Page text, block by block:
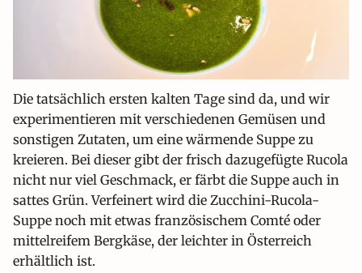
Die tatsächlich ersten kalten Tage sind da, und wir
experimentieren mit verschiedenen Gemüsen und
sonstigen Zutaten, um eine wärmende Suppe zu
kreieren. Bei dieser gibt der frisch dazugefügte Rucola
nicht nur viel Geschmack, er färbt die Suppe auch in
sattes Grün. Verfeinert wird die Zucchini-Rucola-
Suppe noch mit etwas französischem Comté oder
mittelreifem Bergkäse, der leichter in Österreich
erhältlich ist.